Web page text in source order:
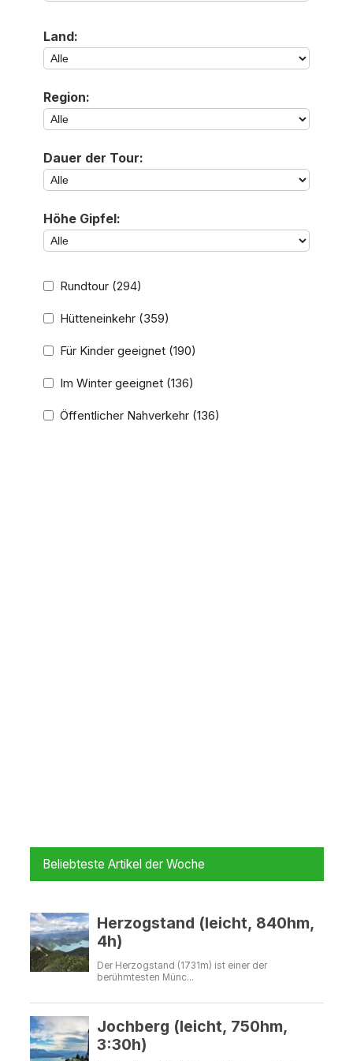
Land:
Region:
Dauer der Tour:
Höhe Gipfel:
Rundtour (294)
Hütteneinkehr (359)
Für Kinder geeignet (190)
Im Winter geeignet (136)
Öffentlicher Nahverkehr (136)
Beliebteste Artikel der Woche